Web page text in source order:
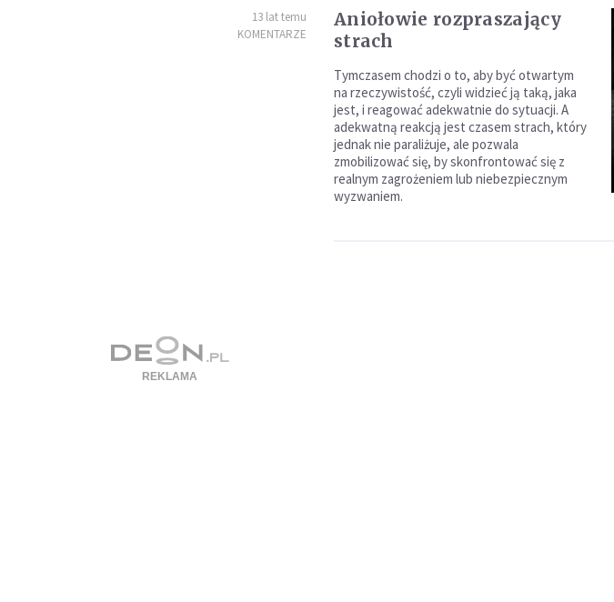
13 lat temu
KOMENTARZE
Aniołowie rozpraszający
strach
Tymczasem chodzi o to, aby być otwartym
na rzeczywistość, czyli widzieć ją taką, jaka
jest, i reagować adekwatnie do sytuacji. A
adekwatną reakcją jest czasem strach, który
jednak nie paraliżuje, ale pozwala
zmobilizować się, by skonfrontować się z
realnym zagrożeniem lub niebezpiecznym
wyzwaniem.